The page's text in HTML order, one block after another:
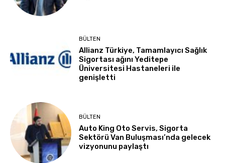
BÜLTEN
Allianz Türkiye, Tamamlayıcı Sağlık
Sigortası ağını Yeditepe
Üniversitesi Hastaneleri ile
genişletti
BÜLTEN
Auto King Oto Servis, Sigorta
Sektörü Van Buluşması’nda gelecek
vizyonunu paylaştı